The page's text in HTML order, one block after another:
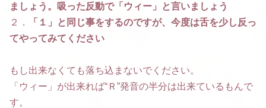
ましょう。吸った反動で「ウィー」と言いましょう
２．
「１」と同じ事をするのですが、今度は舌を少し反っ
てやってみてください
もし出来なくても落ち込まないでください。
「ウィー」が出来れば“Ｒ”発音の半分は出来ているもんで
す。